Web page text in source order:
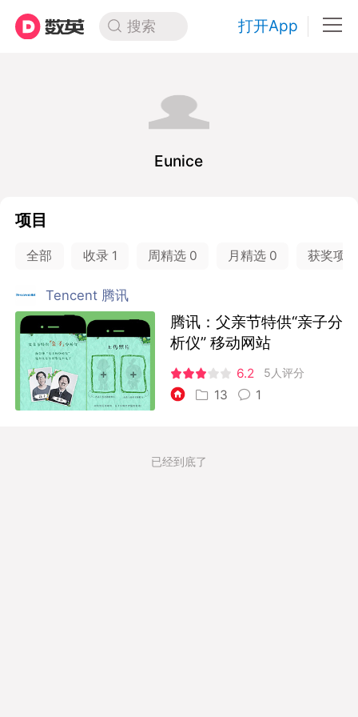
搜索 打开App
Eunice
项目
全部 收录 1 周精选 0 月精选 0 获奖项
Tencent 腾讯
腾讯：父亲节特供“亲子分
析仪” 移动网站
6.2 5人评分
13 1
已经到底了